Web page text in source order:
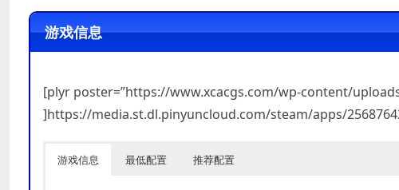
游戏信息
[plyr poster=”https://www.xcacgs.com/wp-content/
]https://media.st.dl.pinyuncloud.com/steam/apps/
游戏信息 最低配置 推荐配置